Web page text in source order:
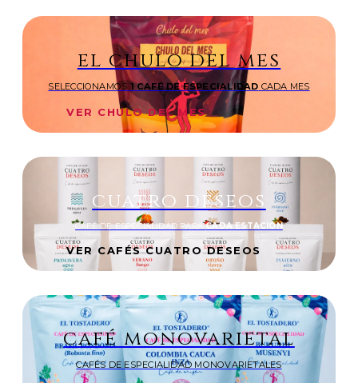
VER CHULO DEL MES
el chulo del mes
SELECCIONAMOS 1 CAFÉ DE ESPECIALIDAD CADA MES
VER CAFÉS CUATRO DESEOS
cuatro deseos
CAFÉ DE ESPECIALIDAD PARACADA ESTACIÓN
café monovarietal
CAFÉS DE ESPECIALIDAD MONOVARIETALES